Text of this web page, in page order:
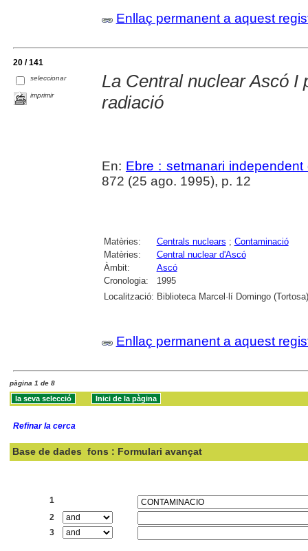
Enllaç permanent a aquest
20 / 141
seleccionar
imprimir
La Central nuclear Ascó
radiació
En: Ebre : setmanari
872 (25 ago. 1995), p. 12
Matèries: Centrals nuclears ; Contaminació
Matèries:
Central nuclear d'Ascó
Àmbit:
Ascó
Cronologia:
1995
Localització: Biblioteca Marcel·lí Domingo (Tortosa)
Enllaç permanent a aquest
pàgina 1 de 8
Refinar la cerca
Base de dades fons : Formulari avançat
1
2
3